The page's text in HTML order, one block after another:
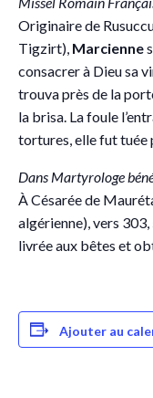
Originaire de
Tigzirt), Marcienne
consacrer à Dieu sa
trouva près de la
la brisa. La foule
tortures, elle fut tuée
Dans Martyrologe
À Césarée de
algérienne), vers 303,
livrée aux bêtes et
Ajouter au